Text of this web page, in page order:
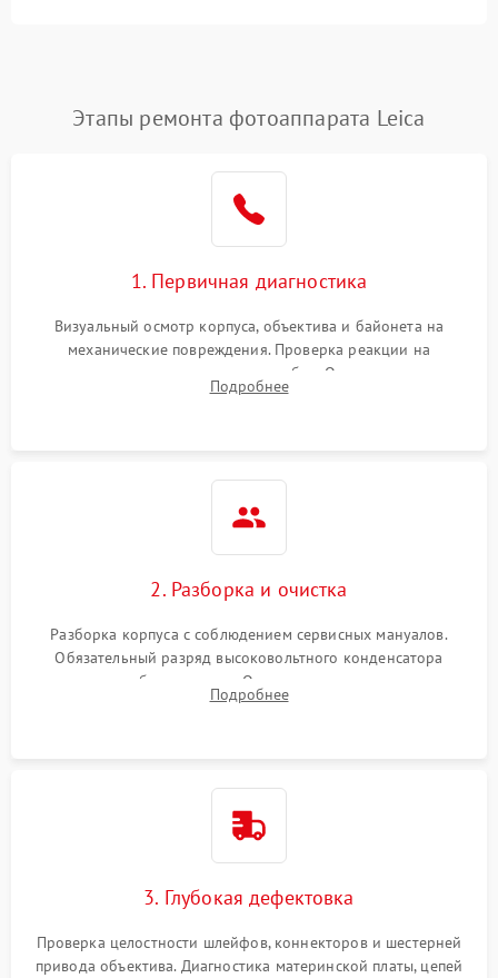
Этапы ремонта фотоаппарата Leica
1. Первичная диагностика
Визуальный осмотр корпуса, объектива и байонета на
механические повреждения. Проверка реакции на
включение, считывание кодов ошибок. Оценка состояния
матрицы и затвора, проверка работы автофокуса и вспышки.
Подробнее
2. Разборка и очистка
Разборка корпуса с соблюдением сервисных мануалов.
Обязательный разряд высоковольтного конденсатора
вспышки для безопасности. Очистка внутренних узлов от
пыли, песка и следов влаги с помощью спецсредств.
Подробнее
3. Глубокая дефектовка
Проверка целостности шлейфов, коннекторов и шестерней
привода объектива. Диагностика материнской платы, цепей